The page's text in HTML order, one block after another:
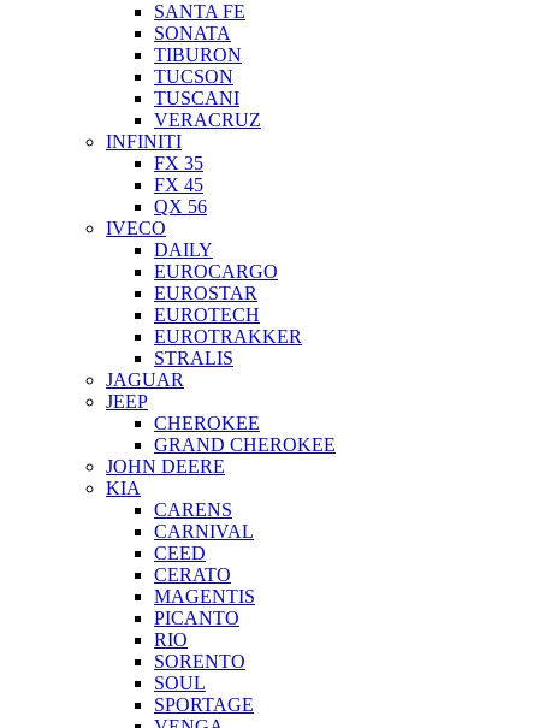
SANTA FE
SONATA
TIBURON
TUCSON
TUSCANI
VERACRUZ
INFINITI
FX 35
FX 45
QX 56
IVECO
DAILY
EUROCARGO
EUROSTAR
EUROTECH
EUROTRAKKER
STRALIS
JAGUAR
JEEP
CHEROKEE
GRAND CHEROKEE
JOHN DEERE
KIA
CARENS
CARNIVAL
CEED
CERATO
MAGENTIS
PICANTO
RIO
SORENTO
SOUL
SPORTAGE